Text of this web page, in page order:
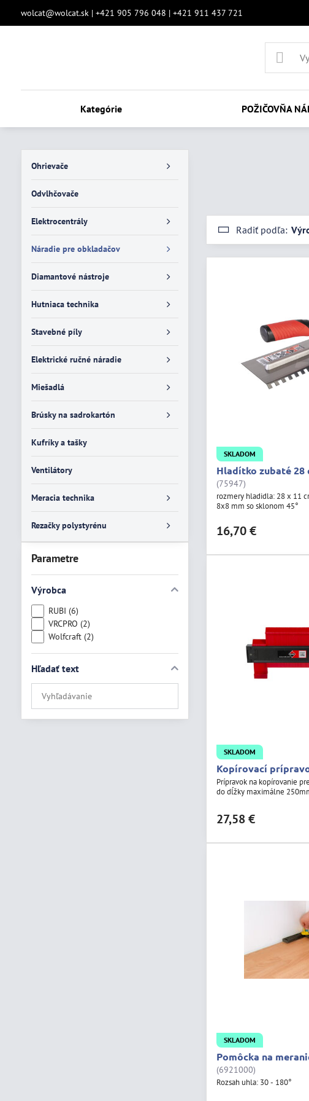
wolcat@wolcat.sk | +421 905 796 048 | +421 911 437 721
Kategórie POŽIČOVŇA
Radiť podľa:
SKLADOM
Hladítko zubaté 28
(75947)
rozmery hladidla: 28 x 11
8x8 mm so sklonom 45°
16,70 €
SKLADOM
Kopírovací
Prípravok na kopírovanie
do dĺžky maximálne
27,58 €
SKLADOM
Pomôcka na
(6921000)
Rozsah uhla: 30 - 180°
Parametre
Výrobca
RUBI (6)
VRCPRO (2)
Wolfcraft (2)
Hľadať text
Prehľadať
výsledky
filtra
Ohrievače
Odvlhčovače
Elektrocentrály
Náradie pre obkladačov
Diamantové nástroje
Hutniaca technika
Stavebné píly
Elektrické ručné náradie
Miešadlá
Brúsky na sadrokartón
Kufríky a tašky
Ventilátory
Meracia technika
Rezačky polystyrénu